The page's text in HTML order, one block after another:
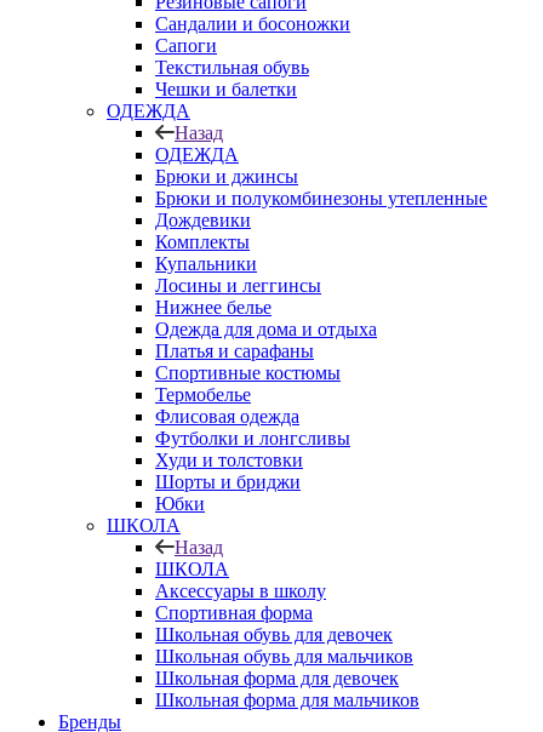
Сандалии и босоножки
Сапоги
Текстильная обувь
Чешки и балетки
ОДЕЖДА
Назад
ОДЕЖДА
Брюки и джинсы
Брюки и полукомбинезоны утепленные
Дождевики
Комплекты
Купальники
Лосины и леггинсы
Нижнее белье
Одежда для дома и отдыха
Платья и сарафаны
Спортивные костюмы
Термобелье
Флисовая одежда
Футболки и лонгсливы
Худи и толстовки
Шорты и бриджи
Юбки
ШКОЛА
Назад
ШКОЛА
Аксессуары в школу
Спортивная форма
Школьная обувь для девочек
Школьная обувь для мальчиков
Школьная форма для девочек
Школьная форма для мальчиков
Бренды